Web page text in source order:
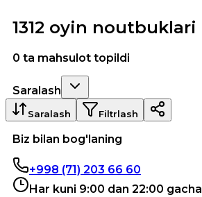
1312 oyin noutbuklari
0 ta mahsulot topildi
Saralash
Saralash Filtrlash
Biz bilan bog'laning
+998 (71) 203 66 60
Har kuni 9:00 dan 22:00 gacha